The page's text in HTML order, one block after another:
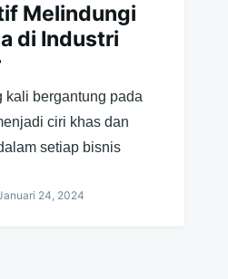
Melindungi
di Industri
kali bergantung pada
ciri khas dan
setiap bisnis
24, 2024